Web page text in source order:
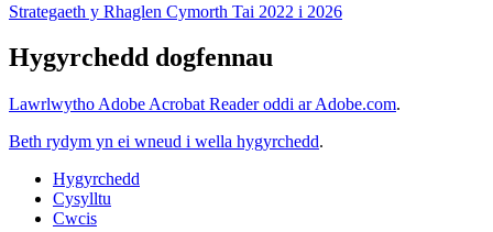
Strategaeth y Rhaglen Cymorth Tai 2022 i 2026
Hygyrchedd dogfennau
Lawrlwytho Adobe Acrobat Reader oddi ar Adobe.com.
Beth rydym yn ei wneud i wella hygyrchedd.
Hygyrchedd
Cysylltu
Cwcis